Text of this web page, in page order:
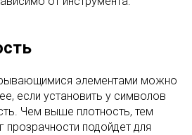
элементами можно
если установить у символов
Чем выше плотность, тем
подойдет для